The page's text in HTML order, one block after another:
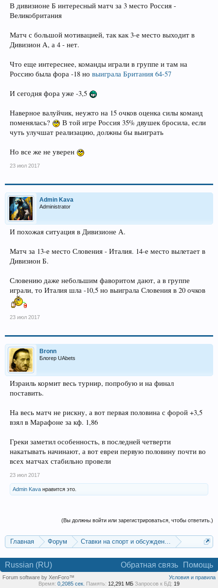
В дивизионе Б интересный матч за 3 место Россия -
Великобритания
Матч с большой мотивацией, так как 3-е место выходит в
Дивизион А, а 4 - нет.
Что еще интереснее, команды играли в группе и там на
Россию была фора -18 но выиграла Британия 64-57
И сегодня фора уже -3,5
Наверное валуйчик, неужто на 15 очков оценка силы команд
поменялась?
В той игре Россия 35% двушек бросила, если
чуть улучшат реализацию, должны бы выиграть
Но все же не уверен
23 июл 2017
Admin Kava
Administrator
И похожая ситуация в Дивизионе А.
Матч за 13-е место Словения - Италия. 14-е место вылетает в
Дивизион Б.
Словению даже небольшим фаворитом дают, а в группе
играли, то Италия шла -10,5 но выиграла Словения в 20 очков
23 июл 2017
Bronn
Блогер UAbets
Израиль кормит весь турнир, попробую и на финал
поставить.
На весь матч не рискну, а вот первая половина с форой +3,5
взял в Марафоне за кф. 1,86
Греки заметил особенность, в последней четверти
накатывать начинают, а вот евреи первую половину почти во
всех матчах стабильно провели
23 июл 2017
Admin Kava нравится это.
(Вы должны войти или зарегистрироваться, чтобы ответить.)
Главная Форум
Ставки на спорт и обсуждение спортивных
Russian (RU) Обратная связь Помощь
Условия и правила
Forum software by XenForo™
Время: 0,2085 сек. Память: 12,291 МБ Запросов к БД: 19